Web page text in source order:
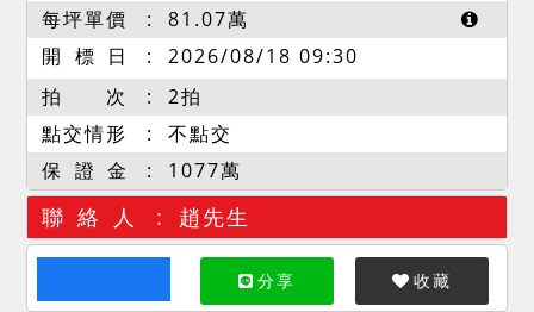
每坪單價
81.07萬
開 標 日
2026/08/18 09:30
拍 次
2拍
點交情形
不點交
保 證 金
1077萬
聯 絡 人 趙先生
分享 收藏